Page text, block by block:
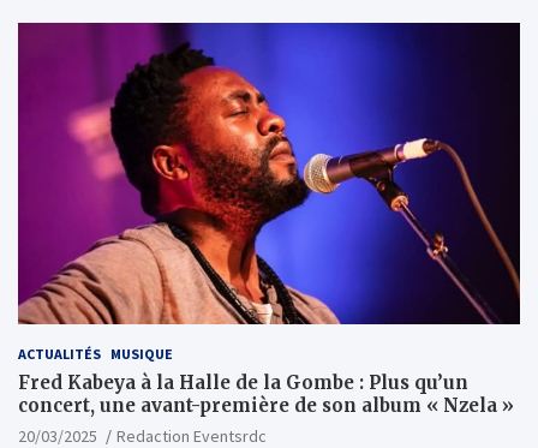
ACTUALITÉS MUSIQUE
Fred Kabeya à la Halle de la Gombe : Plus qu’un
concert, une avant-première de son album « Nzela »
20/03/2025
Redaction Eventsrdc